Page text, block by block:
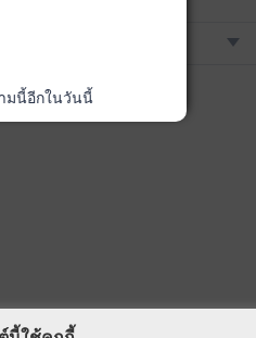
มนี้อีกในวันนี้